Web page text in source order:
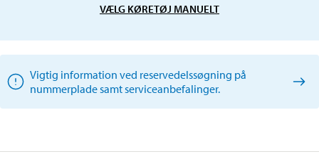
VÆLG KØRETØJ MANUELT
Vigtig information ved reservedelssøgning på
nummerplade samt serviceanbefalinger.